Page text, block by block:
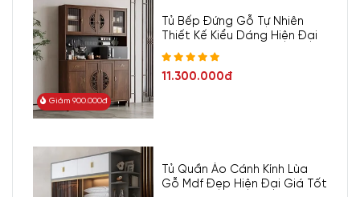
Giảm 900.000đ
Tủ Bếp Đứng Gỗ Tự Nhiên
Thiết Kế Kiểu Dáng Hiện Đại
11.300.000đ
Tủ Quần Áo Cánh Kính Lùa
Gỗ Mdf Đẹp Hiện Đại Giá Tốt